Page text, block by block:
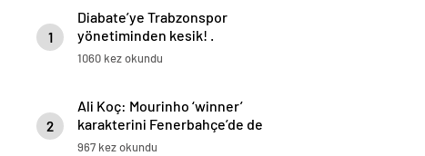
1
Diabate’ye Trabzonspor
yönetiminden kesik! .
1060 kez okundu
2
Ali Koç: Mourinho ‘winner’
karakterini Fenerbahçe’de de
uygulayacağını söyledi
967 kez okundu